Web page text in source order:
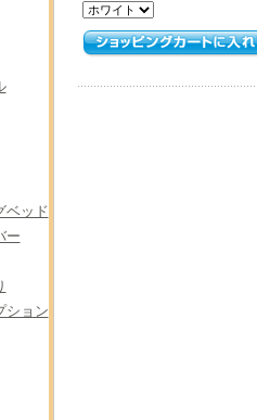
ベッド
ー
ション